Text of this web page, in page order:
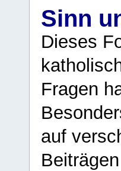
Sinn
Dieses
Fragen
auf